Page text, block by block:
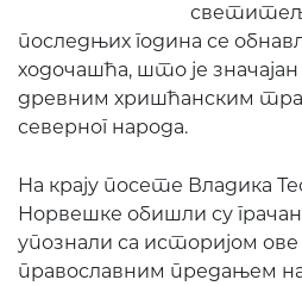
последњих година се
ходочашћа, што је
древним хришћанским
северног народа.
На крају посете Владика
Норвешке обишли су
упознали са историјом
православним предањем